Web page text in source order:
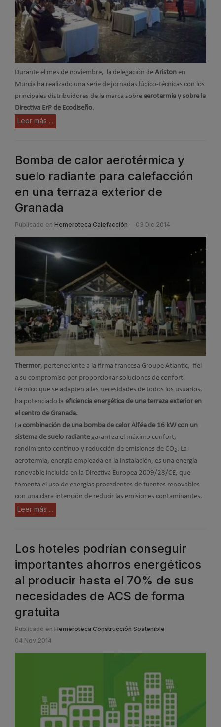
Durante el mes de noviembre, la delegación de Ariston en
Murcia ha realizado una serie de jornadas lúdico-técnicas con los
principales distribuidores de la marca sobre aerotermia y sobre la
Directiva ErP de Ecodiseño.
Leer más ...
Bomba de calor aerotérmica y
suelo radiante para calefacción
en una terraza exterior de
Granada
Publicado en Hemeroteca Calefacción 03 Dic 2014
Thermor, perteneciente a la firma francesa Groupe Atlantic, fiel
a su compromiso por proporcionar soluciones de confort
térmico que se adapten a las necesidades de todos los usuarios,
ha potenciado la eficiencia energética de una terraza exterior en
el centro de Granada.
La combinación de una bomba de calor Alféa de 16 kW con un
sistema de suelo radiante garantiza el máximo confort,
rendimiento contínuo y reducción de emisiones de CO2. La
aerotermia, energía empleada en la instalación, es una energía
renovable incluida en la Directiva Europea 2009/28/CE, que
fomenta el uso de energías procedentes de fuentes renovables
con una clara intención de reducir las emisiones contaminantes.
Leer más ...
Los hoteles podrían conseguir
importantes ahorros energéticos
al producir hasta el 70% de sus
necesidades de ACS de forma
gratuita
Publicado en Hemeroteca Construcción Sostenible
04 Nov 2014